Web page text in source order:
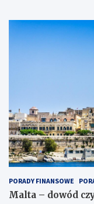
PORADY FINANSOWE
Malta – dowód